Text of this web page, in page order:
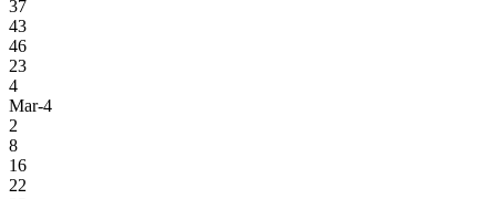
37
43
46
23
4
Mar-4
2
8
16
22